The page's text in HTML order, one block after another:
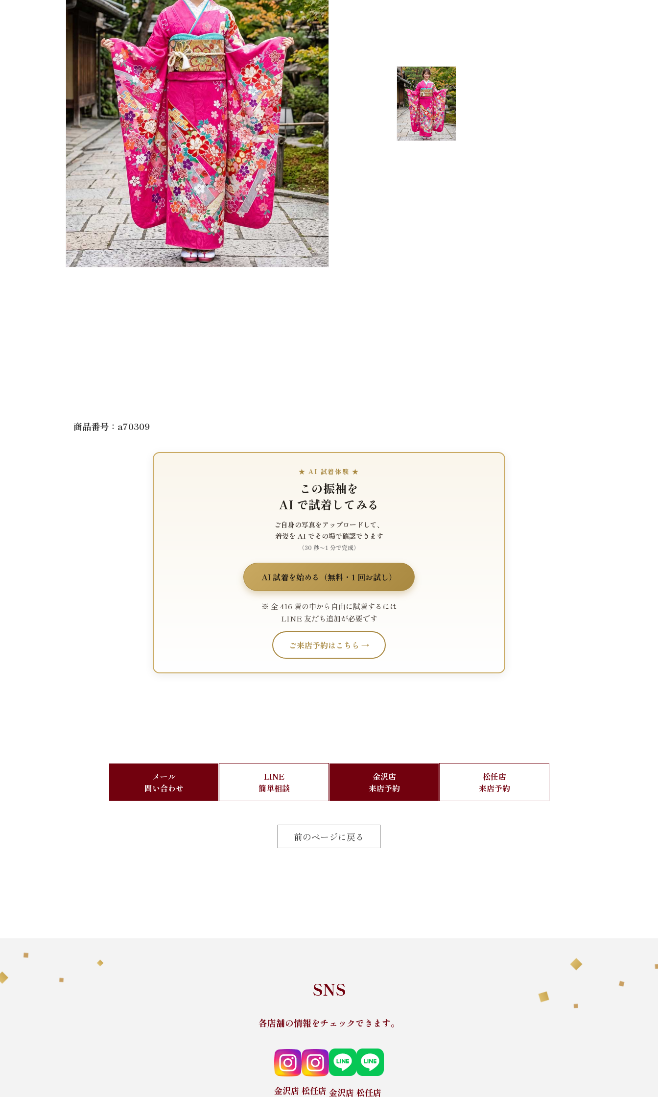
商品番号：a70309
★ AI 試着体験 ★
この振袖を
AI で試着してみる
ご自身の写真をアップロードして、
着姿を AI でその場で確認できます
（30 秒〜1 分で完成）
AI 試着を始める（無料・1 回お試し）
※ 全 416 着の中から自由に試着するには
LINE 友だち追加が必要です
ご来店予約はこちら →
メール
問い合わせ
LINE
簡単相談
金沢店
来店予約
松任店
来店予約
前のページに戻る
SNS
各店舗の情報をチェックできます。
金沢店 松任店 金沢店 松任店